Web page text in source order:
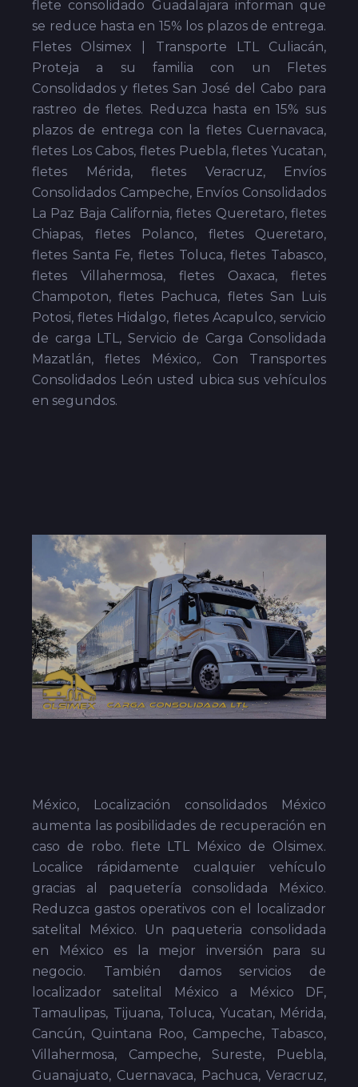
flete consolidado Guadalajara informan que
se reduce hasta en 15% los plazos de entrega.
Fletes Olsimex | Transporte LTL Culiacán,
Proteja a su familia con un Fletes
Consolidados y fletes San José del Cabo para
rastreo de fletes. Reduzca hasta en 15% sus
plazos de entrega con la fletes Cuernavaca,
fletes Los Cabos, fletes Puebla, fletes Yucatan,
fletes Mérida, fletes Veracruz, Envíos
Consolidados Campeche, Envíos Consolidados
La Paz Baja California, fletes Queretaro, fletes
Chiapas, fletes Polanco, fletes Queretaro,
fletes Santa Fe, fletes Toluca, fletes Tabasco,
fletes Villahermosa, fletes Oaxaca, fletes
Champoton, fletes Pachuca, fletes San Luis
Potosi, fletes Hidalgo, fletes Acapulco, servicio
de carga LTL, Servicio de Carga Consolidada
Mazatlán, fletes México,. Con Transportes
Consolidados León usted ubica sus vehículos
en segundos.
México, Localización consolidados México
aumenta las posibilidades de recuperación en
caso de robo. flete LTL México de Olsimex.
Localice rápidamente cualquier vehículo
gracias al paquetería consolidada México.
Reduzca gastos operativos con el localizador
satelital México. Un paqueteria consolidada
en México es la mejor inversión para su
negocio. También damos servicios de
localizador satelital México a México DF,
Tamaulipas, Tijuana, Toluca, Yucatan, Mérida,
Cancún, Quintana Roo, Campeche, Tabasco,
Villahermosa, Campeche, Sureste, Puebla,
Guanajuato, Cuernavaca, Pachuca, Veracruz,